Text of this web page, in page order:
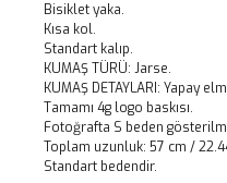
Bisiklet yaka.
Kısa kol.
Standart kalıp.
KUMAŞ TÜRÜ: Jarse.
KUMAŞ DETAYLARI: Yapay
Tamamı 4g logo baskısı.
Fotoğrafta S beden
Toplam uzunluk: 57 cm /
Standart bedendir.